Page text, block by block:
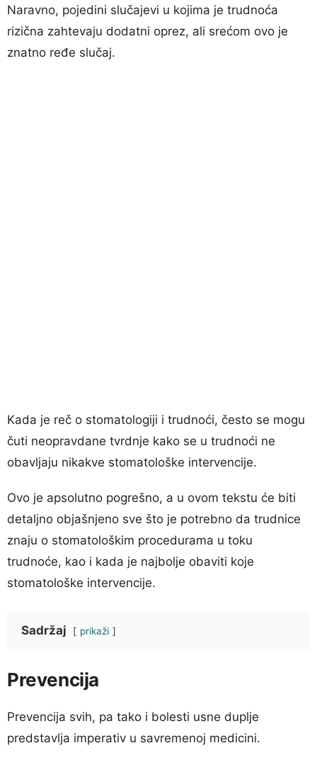
Naravno, pojedini slučajevi u kojima je trudnoća
rizična zahtevaju dodatni oprez, ali srećom ovo je
znatno ređe slučaj.
Kada je reč o stomatologiji i trudnoći, često se mogu
čuti neopravdane tvrdnje kako se u trudnoći ne
obavljaju nikakve stomatološke intervencije.
Ovo je apsolutno pogrešno, a u ovom tekstu će biti
detaljno objašnjeno sve što je potrebno da trudnice
znaju o stomatološkim procedurama u toku
trudnoće, kao i kada je najbolje obaviti koje
stomatološke intervencije.
Sadržaj prikaži
Prevencija
Prevencija svih, pa tako i bolesti usne duplje
predstavlja imperativ u savremenoj medicini.